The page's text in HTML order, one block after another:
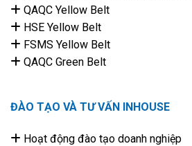
QAQC Yellow Belt
HSE Yellow Belt
FSMS Yellow Belt
QAQC Green Belt
ĐÀO TẠO VÀ TƯ VẤN INHOUSE
Hoạt động đào tạo doanh nghiệp